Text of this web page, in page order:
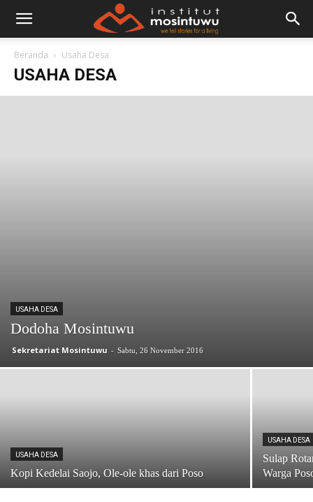
Beranda Usaha Desa
USAHA DESA
USAHA DESA
Dodoha Mosintuwu
Sekretariat Mosintuwu - Sabtu, 26 November 2016
USAHA DESA
Kopi Kedelai Saojo, Ole-ole khas dari Poso
USAHA DESA
Sulap
Warga